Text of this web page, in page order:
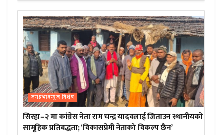
जनप्रभाबन्युज विशेष
सिरहा–२ मा कांग्रेस नेता राम चन्द्र यादवलाई जिताउन स्थानीयको
सामूहिक प्रतिबद्धता; ‘विकासप्रेमी नेताको विकल्प छैन’